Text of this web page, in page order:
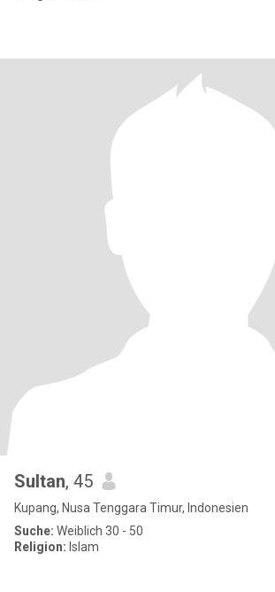
Sultan, 45
Kupang, Nusa Tenggara Timur, Indonesien
Suche: Weiblich 30 - 50
Religion: Islam